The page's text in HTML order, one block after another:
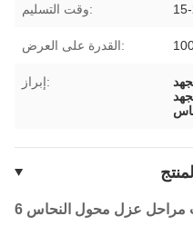
وقت التسليم:
القدرة على العرض:
إبراز:
مراحل عزل محول النحاس